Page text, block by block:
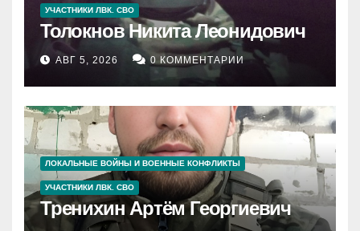
УЧАСТНИКИ ЛВК. СВО
Толокнов Никита Леонидович
АВГ 5, 2026 0 КОММЕНТАРИИ
ЛОКАЛЬНЫЕ ВОЙНЫ И ВОЕННЫЕ КОНФЛИКТЫ
УЧАСТНИКИ ЛВК. СВО
Тренихин Артём Георгиевич